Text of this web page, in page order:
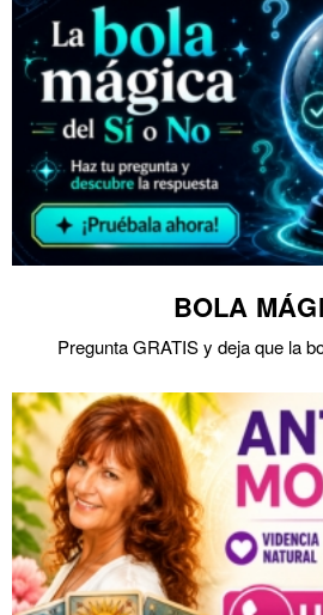
BOLA
Pregunta GRATIS y deja que la